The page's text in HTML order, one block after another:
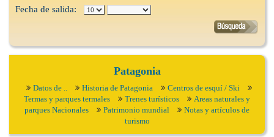
Fecha de salida:
Patagonia
Datos de .. Historia de Patagonia
Centros de esquí / Ski
Termas y parques termales
Trenes turísticos
Areas naturales y
parques Nacionales
Patrimonio mundial
Notas y artículos de
turismo